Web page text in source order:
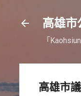
高雄市
「
高雄市